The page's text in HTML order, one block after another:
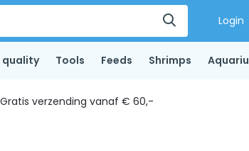
Login
quality Tools Feeds Shrimps
Gratis verzending vanaf € 60,-